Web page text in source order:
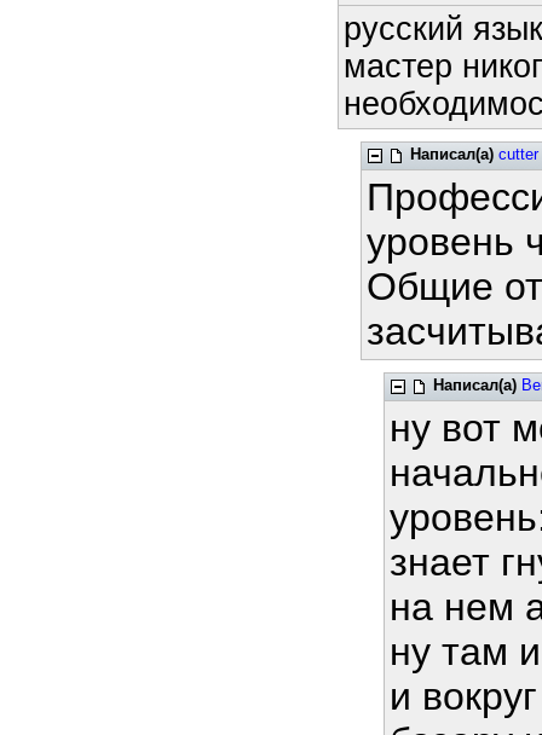
русский
мастер
Написал(а) cutter
уровень
Общие
Написал(а)
ну вот
знает
на нем
ну там
и